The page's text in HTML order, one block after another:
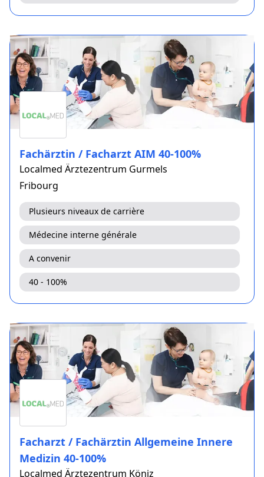
Fachärztin / Facharzt AIM 40-100%
Localmed Ärztezentrum Gurmels
Fribourg
Plusieurs niveaux de carrière
Médecine interne générale
A convenir
40 - 100%
Facharzt / Fachärztin Allgemeine Innere
Medizin 40-100%
Localmed Ärztezentrum Köniz